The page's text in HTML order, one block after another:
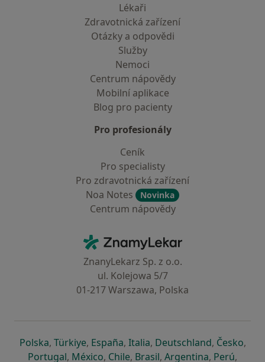
Lékaři
Zdravotnická zařízení
Otázky a odpovědi
Služby
Nemoci
Centrum nápovědy
Mobilní aplikace
Blog pro pacienty
Pro profesionály
Ceník
Pro specialisty
Pro zdravotnická zařízení
Noa Notes
Novinka
Centrum nápovědy
ZnamyLekar - Hlavní stránka
ZnanyLekarz Sp. z o.o.
ul. Kolejowa 5/7
01-217 Warszawa, Polska
Polskase otevře v nové záložce
, Türkiyese otevře v nové záložce
, Españase otevře v nové záložce
, Italiase otevře v nové záložce
, Deutschlandse otevře v
, Českose
,
Portugalse otevře v nové záložce
, Méxicose otevře v nové záložce
, Chilese otevře v nové záložce
, Brasilse otevře v nové
, Argentinase otevře v
, Perúse
,